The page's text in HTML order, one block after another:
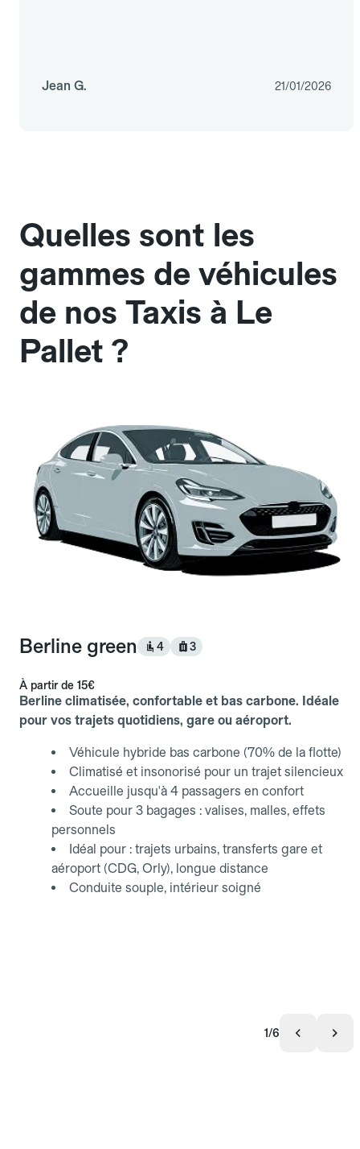
Jean G. 21/01/2026
Quelles sont les
gammes de véhicules
de nos Taxis à Le
Pallet ?
Berline green 4 3
À partir de 15€
Berline climatisée, confortable et bas carbone. Idéale
pour vos trajets quotidiens, gare ou aéroport.
Véhicule hybride bas carbone (70% de la flotte)
Climatisé et insonorisé pour un trajet silencieux
Accueille jusqu'à 4 passagers en confort
Soute pour 3 bagages : valises, malles, effets
personnels
Idéal pour : trajets urbains, transferts gare et
aéroport (CDG, Orly), longue distance
Conduite souple, intérieur soigné
1/6